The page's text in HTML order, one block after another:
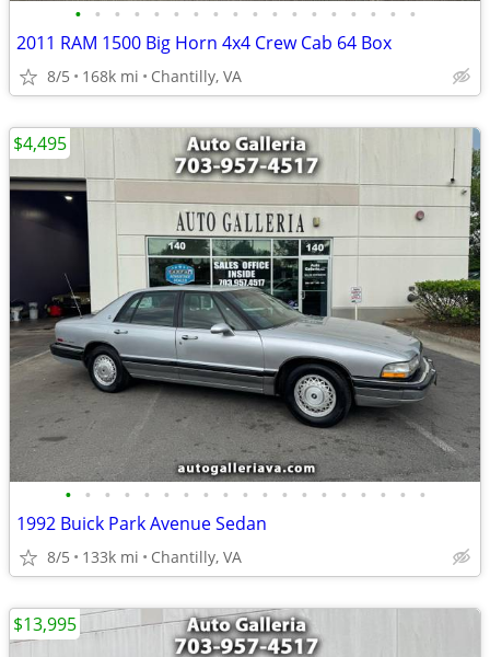
• • • • • • • • • • • • • • • • • •
2011 RAM 1500 Big Horn 4x4 Crew Cab 64 Box
8/5 168k mi Chantilly, VA
• • • • • • • • • • • • • • • • • • •
1992 Buick Park Avenue Sedan
8/5 133k mi Chantilly, VA
$4,495
$13,995